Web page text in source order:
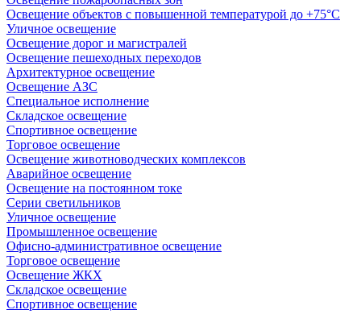
Освещение объектов с повышенной температурой до +75°C
Уличное освещение
Освещение дорог и магистралей
Освещение пешеходных переходов
Архитектурное освещение
Освещение АЗС
Специальное исполнение
Складское освещение
Спортивное освещение
Торговое освещение
Освещение животноводческих комплексов
Аварийное освещение
Освещение на постоянном токе
Серии светильников
Уличное освещение
Промышленное освещение
Офисно-административное освещение
Торговое освещение
Освещение ЖКХ
Складское освещение
Спортивное освещение